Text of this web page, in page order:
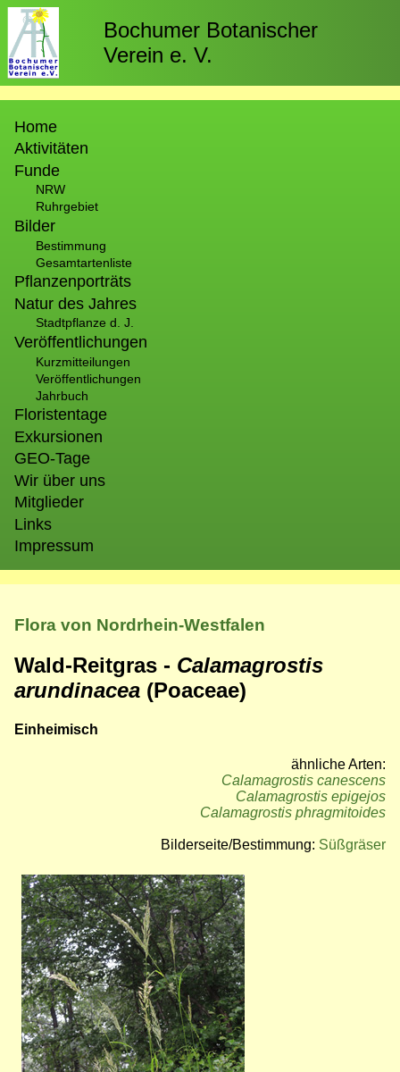
Direkt
zum
Inhalt
Bochumer Botanischer
Verein e. V.
Home
Aktivitäten
Funde
NRW
Ruhrgebiet
Bilder
Bestimmung
Gesamtartenliste
Pflanzenporträts
Natur des Jahres
Stadtpflanze d. J.
Veröffentlichungen
Kurzmitteilungen
Veröffentlichungen
Jahrbuch
Floristentage
Exkursionen
GEO-Tage
Wir über uns
Mitglieder
Links
Impressum
Flora von Nordrhein-Westfalen
Wald-Reitgras - Calamagrostis
arundinacea (Poaceae)
Einheimisch
ähnliche Arten:
Calamagrostis canescens
Calamagrostis epigejos
Calamagrostis phragmitoides
Bilderseite/Bestimmung: Süßgräser
Bild